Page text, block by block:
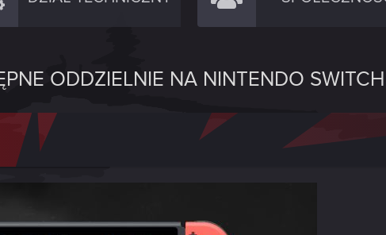
ODDZIELNIE NA NINTENDO